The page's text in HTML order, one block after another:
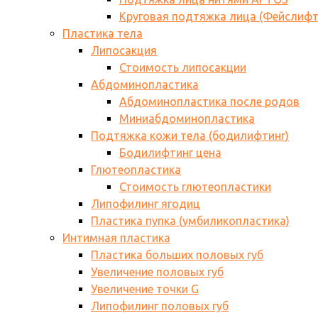
Круговая подтяжка лица
Пластика тела
Липосакция
Стоимость липосакции
Абдоминопластика
Абдоминопластика после родов
Миниабдоминопластика
Подтяжка кожи тела (бодилифтинг)
Бодилифтинг цена
Глютеопластика
Стоимость глютеопластики
Липофилинг ягодиц
Пластика пупка (умбиликопластика)
Интимная пластика
Пластика больших половых губ
Увеличение половых губ
Увеличение точки G
Липофилинг половых губ